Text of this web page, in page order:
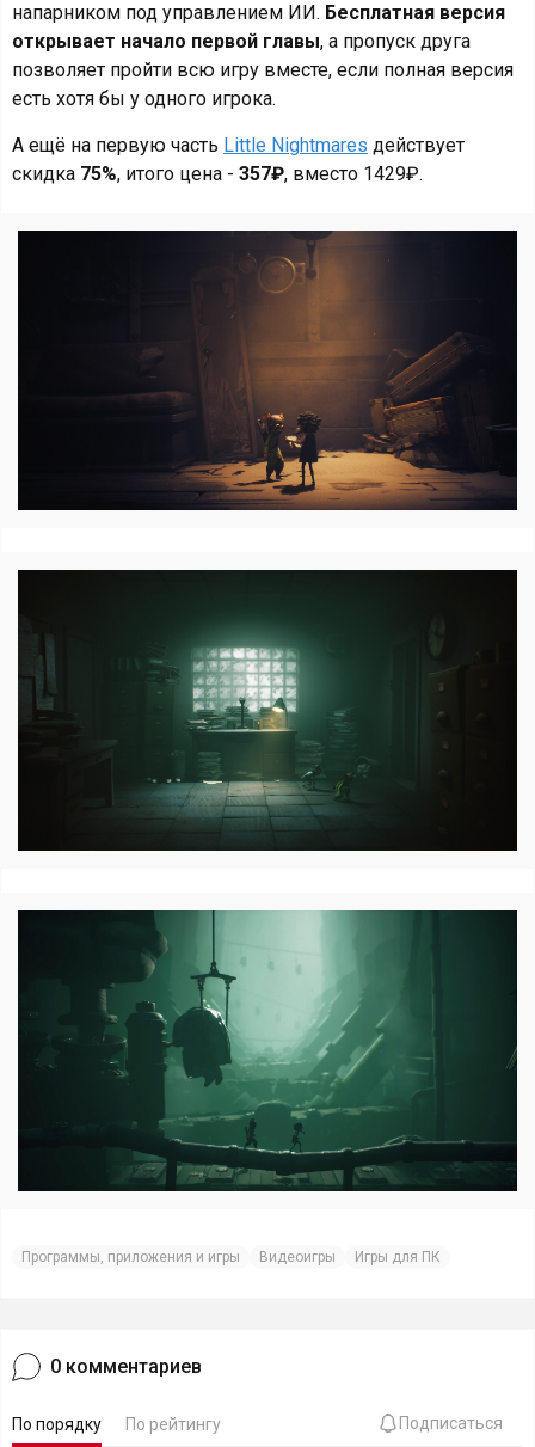
напарником под управлением ИИ. Бесплатная версия
открывает начало первой главы, а пропуск друга
позволяет пройти всю игру вместе, если полная версия
есть хотя бы у одного игрока.
А ещё на первую часть Little Nightmares действует
скидка 75%, итого цена - 357₽, вместо 1429₽.
Программы, приложения и игры Видеоигры Игры для ПК
0 комментариев
По порядку По рейтингу Подписаться